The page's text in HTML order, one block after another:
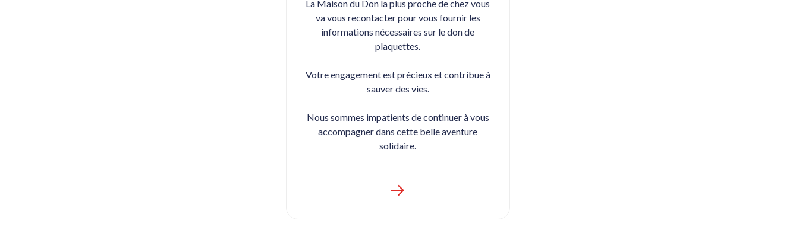
La Maison du Don la plus proche de chez vous
va vous recontacter pour vous fournir les
informations nécessaires sur le don de
plaquettes.
Votre engagement est précieux et contribue à
sauver des vies.
Nous sommes impatients de continuer à vous
accompagner dans cette belle aventure
solidaire.